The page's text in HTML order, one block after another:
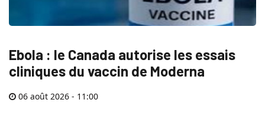
Ebola : le Canada autorise les essais
cliniques du vaccin de Moderna
06 août 2026 - 11:00